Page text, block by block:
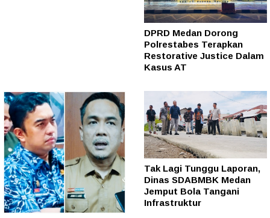
DPRD Medan Dorong
Polrestabes Terapkan
Restorative Justice Dalam
Kasus AT
Tak Lagi Tunggu Laporan,
Dinas SDABMBK Medan
Jemput Bola Tangani
Infrastruktur